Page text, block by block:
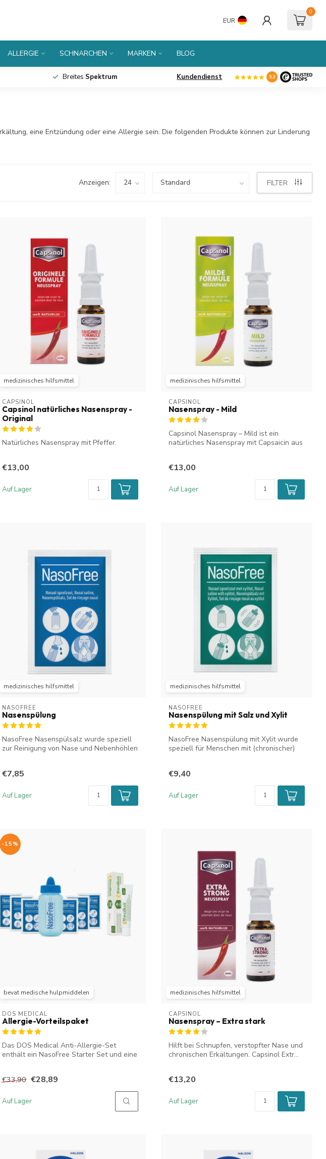
EUR
0
ALLERGIE SCHNARCHEN MARKEN BLOG
Breites Spektrum Kundendienst 9.3
eine Entzündung oder eine Allergie sein. Die folgenden Produkte können zur Linderung
Anzeigen: FILTER
medizinisches hilfsmittel
CAPSINOL
Capsinol natürliches Nasenspray -
Original
Natürliches Nasenspray mit Pfeffer.
€13,00
Auf Lager
medizinisches hilfsmittel
CAPSINOL
Nasenspray - Mild
Capsinol Nasenspray – Mild ist ein
natürliches Nasenspray mit Capsaicin aus
€13,00
Auf Lager
medizinisches hilfsmittel
NASOFREE
Nasenspülung
NasoFree Nasenspülsalz wurde speziell
zur Reinigung von Nase und Nebenhöhlen
€7,85
Auf Lager
medizinisches hilfsmittel
NASOFREE
Nasenspülung mit Salz und Xylit
NasoFree Nasenspülung mit Xylit wurde
speziell für Menschen mit (chronischer)
€9,40
Auf Lager
bevat medische hulpmiddelen
-15%
DOS MEDICAL
Allergie-Vorteilspaket
Das DOS Medical Anti-Allergie-Set
enthält ein NasoFree Starter Set und eine
€33,90 €28,89
Auf Lager
medizinisches hilfsmittel
CAPSINOL
Nasenspray – Extra stark
Hilft bei Schnupfen, verstopfter Nase und
chronischen Erkältungen. Capsinol Extr...
€13,20
Auf Lager